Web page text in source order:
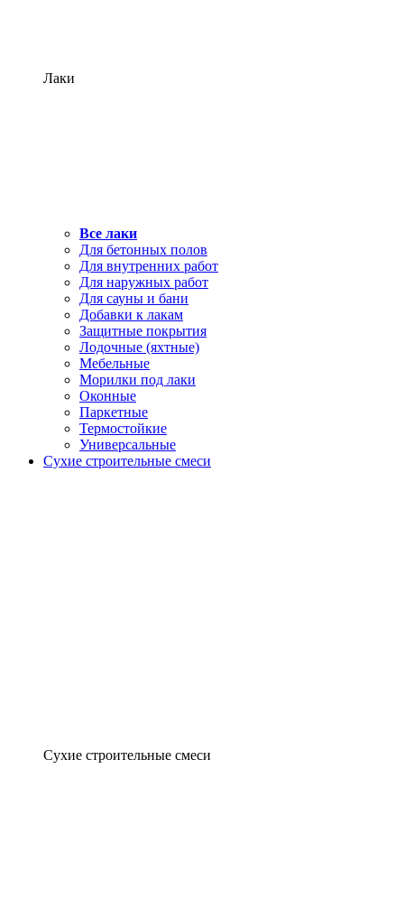
Лаки
Все лаки
Для бетонных полов
Для внутренних работ
Для наружных работ
Для сауны и бани
Добавки к лакам
Защитные покрытия
Лодочные (яхтные)
Мебельные
Морилки под лаки
Оконные
Паркетные
Термостойкие
Универсальные
Сухие строительные смеси
Сухие строительные смеси